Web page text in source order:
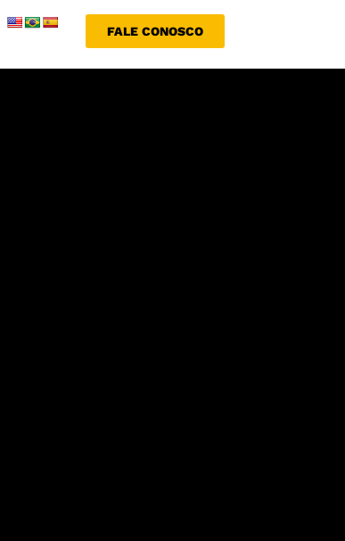
FALE CONOSCO